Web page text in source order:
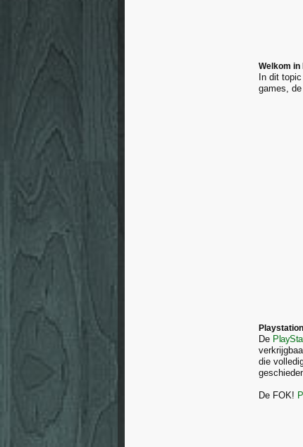
Welkom in
In dit
games,
De
die
De FOK!